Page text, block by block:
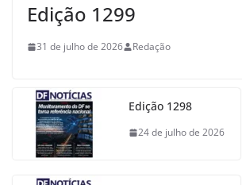
Edição 1299
31 de julho de 2026 Redação
Edição 1298
24 de julho de 2026